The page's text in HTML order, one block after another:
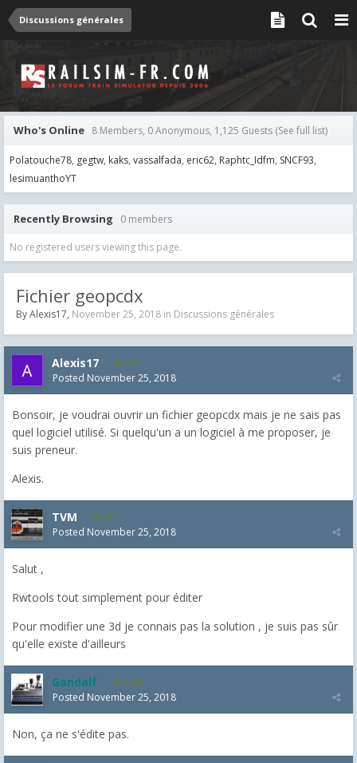
Discussions générales
Who's Online 8 Members, 0 Anonymous, 1,125 Guests (See full list)
Polatouche78 gegtw kaks vassalfada eric62 Raphtc_Idfm SNCF93
lesimuanthoYT
Recently Browsing 0 members
No registered users viewing this page.
Fichier geopcdx
ByAlexis17, November 25, 2018 in Discussions générales
Alexis17 598
Posted November 25, 2018
Bonsoir, je voudrai ouvrir un fichier geopcdx mais je ne sais pas
quel logiciel utilisé. Si quelqu'un a un logiciel à me proposer, je
suis preneur.
Alexis.
TVM 232
Posted November 25, 2018
Salut ,
Rwtools tout simplement pour éditer
Pour modifier une 3d je connais pas la solution , je suis pas sûr
qu'elle existe d'ailleurs
Gandalf 2,463
Posted November 25, 2018
Non, ça ne s'édite pas.